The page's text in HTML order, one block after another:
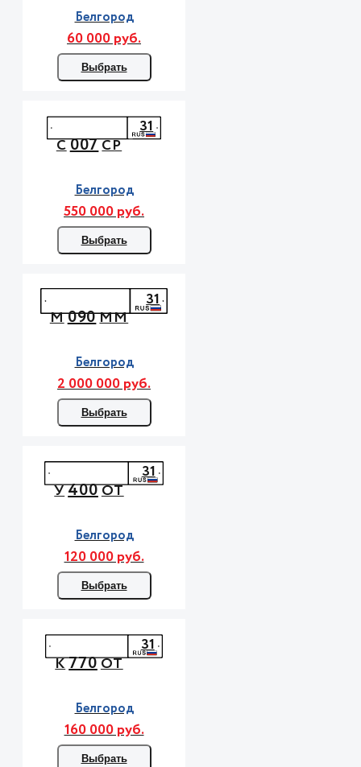
Белгород
60 000 руб.
Выбрать
С007СР
31
Белгород
550 000 руб.
Выбрать
М090ММ
31
Белгород
2 000 000 руб.
Выбрать
У400ОТ
31
Белгород
120 000 руб.
Выбрать
К770ОТ
31
Белгород
160 000 руб.
Выбрать